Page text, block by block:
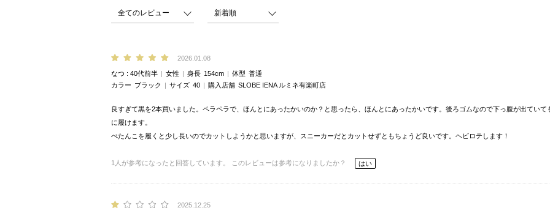
2026.01.08
なつ 40代前半 女性 身長 154cm 体型 普通
カラー ブラック サイズ 40 購入店舗 SLOBE IENA ルミネ有楽町店
良すぎて黒を2本買いました。ペラペラで、ほんとにあったかいのか？と思ったら、ほんとにあったかいです。後ろゴムなので下っ腹が出ていて
に履けます。
ぺたんこを履くと少し長いのでカットしようかと思いますが、スニーカーだとカットせずともちょうど良いです。ヘビロテします！
1 人が参考になったと回答しています。 このレビューは参考になりましたか？ はい
2025.12.25